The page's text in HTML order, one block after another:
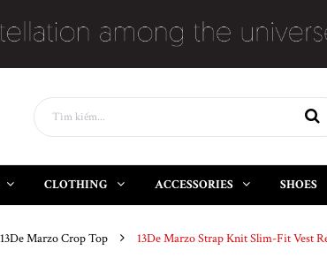
CLOTHING ACCESSORIES SHOES
13De Marzo Crop Top 13De Marzo Strap Knit Slim-Fit Vest